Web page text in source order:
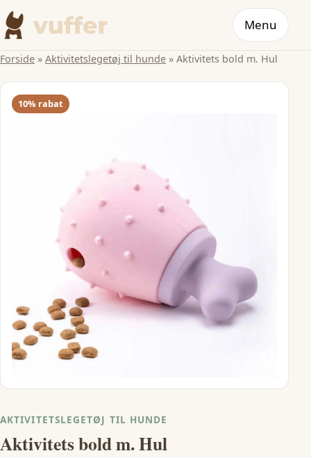
Menu
Forside » Aktivitetslegetøj til hunde » Aktivitets bold m. Hul
10% rabat
AKTIVITETSLEGETØJ TIL HUNDE
Aktivitets bold m. Hul